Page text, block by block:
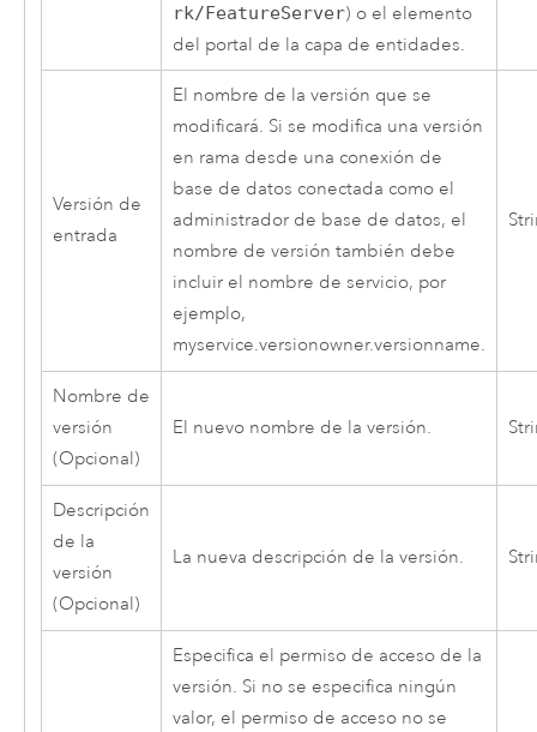
rk/FeatureServer) o el elemento
del portal de la capa de entidades.
Versión de
entrada
El nombre de la versión que se
modificará. Si se modifica una versión
en rama desde una conexión de
base de datos conectada como el
administrador de base de datos, el
nombre de versión también debe
incluir el nombre de servicio, por
ejemplo,
myservice.versionowner.versionname.
Nombre de
versión
(Opcional)
El nuevo nombre de la versión.
Descripción
de la
versión
(Opcional)
La nueva descripción de la versión.
Especifica el permiso de acceso de la
versión. Si no se especifica ningún
valor, el permiso de acceso no se